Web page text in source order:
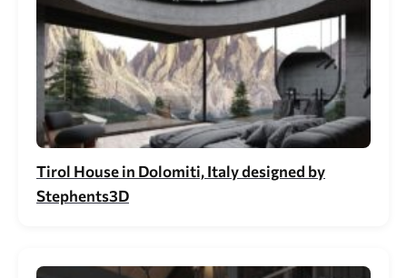
Tirol House in Dolomiti, Italy designed by
Stephents3D